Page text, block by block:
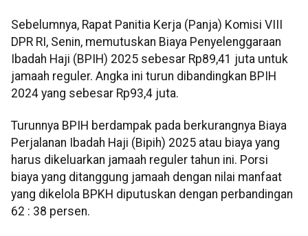
Sebelumnya, Rapat Panitia Kerja (Panja) Komisi VIII
DPR RI, Senin, memutuskan Biaya Penyelenggaraan
Ibadah Haji (BPIH) 2025 sebesar Rp89,41 juta untuk
jamaah reguler. Angka ini turun dibandingkan BPIH
2024 yang sebesar Rp93,4 juta.
Turunnya BPIH berdampak pada berkurangnya Biaya
Perjalanan Ibadah Haji (Bipih) 2025 atau biaya yang
harus dikeluarkan jamaah reguler tahun ini. Porsi
biaya yang ditanggung jamaah dengan nilai manfaat
yang dikelola BPKH diputuskan dengan perbandingan
62 : 38 persen.